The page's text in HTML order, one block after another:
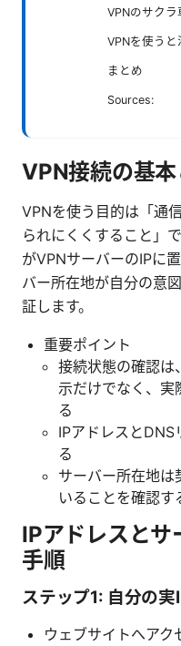
VPNのサク
VPNを使う
まとめ
Sources:
VPN接続の基
VPNを使う目的は「通
られにくくすること」
がVPNサーバーのIPに
バー所在地が自分の意
証します。
重要ポイント
接続状態の確認は
示だけでなく、実
る
IPアドレスと
る
サーバー所在地は
いることを確認す
IPアドレスとサ
手順
ステップ1: 自分の実
ウェブサイトへアク